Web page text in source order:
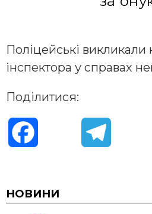
Поліцейські викликали
інспектора у справах
Поділитися:
c
НОВИНИ